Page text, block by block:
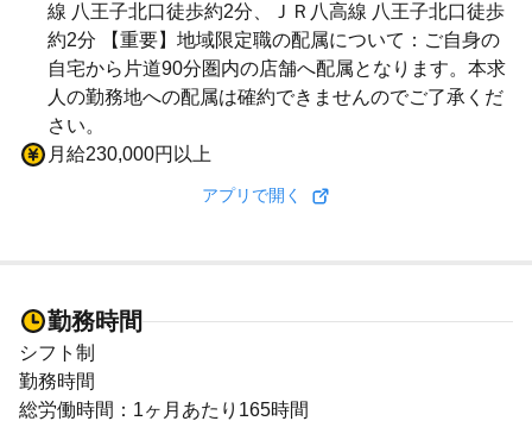
線 八王子北口徒歩約2分、ＪＲ八高線 八王子北口徒歩
約2分 【重要】地域限定職の配属について：ご自身の
自宅から片道90分圏内の店舗へ配属となります。本求
人の勤務地への配属は確約できませんのでご了承くだ
さい。
月給230,000円以上
アプリで開く
勤務時間
シフト制
勤務時間
総労働時間：1ヶ月あたり165時間